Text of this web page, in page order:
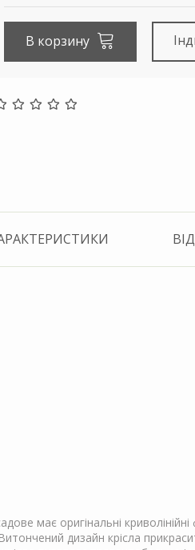
В корзину
має оригінальні
дизайн крісла